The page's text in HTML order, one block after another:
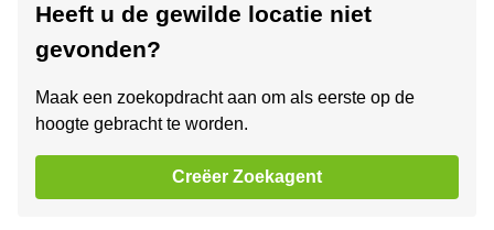
Heeft u de gewilde locatie niet
gevonden?
Maak een zoekopdracht aan om als eerste op de
hoogte gebracht te worden.
Creëer Zoekagent